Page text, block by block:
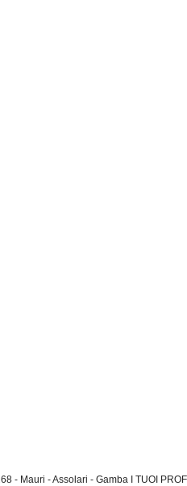
- Mauri - Assolari - Gamba I TUOI